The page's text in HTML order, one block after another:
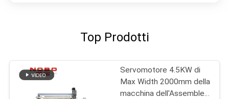
Top Prodotti
Servomotore 4.5KW di
Max Width 2000mm della
macchina dell'Assemblea